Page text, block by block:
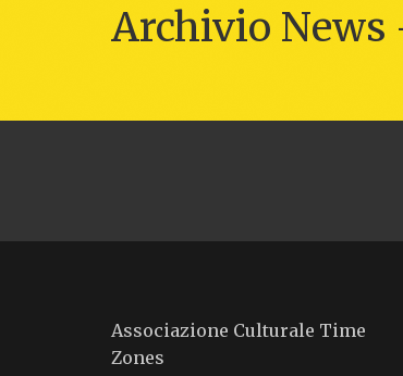
Archivio
Associazione Culturale Time
Zones